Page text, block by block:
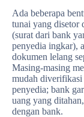
Ada beberapa
tunai yang disetor
(surat dari bank
penyedia ingkar),
dokumen lelang
Masing-masing
mudah diverifikasi
penyedia; bank
uang yang
dengan bank.